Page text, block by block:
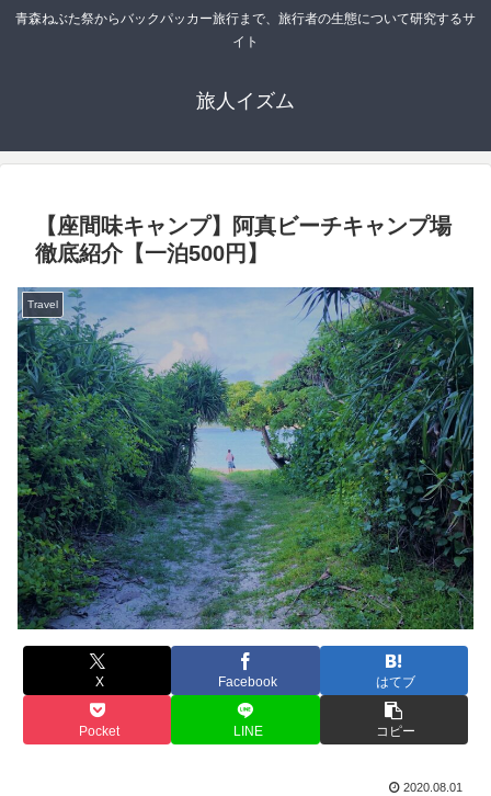
青森ねぶた祭からバックパッカー旅行まで、旅行者の生態について研究するサ
イト
旅人イズム
【座間味キャンプ】阿真ビーチキャンプ場
徹底紹介【一泊500円】
Travel
X Facebook はてブ
Pocket LINE コピー
2020.08.01